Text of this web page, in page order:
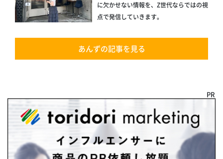
に欠かせない情報を、Z世代ならではの視
点で発信していきます。
あんずの記事を見る
PR